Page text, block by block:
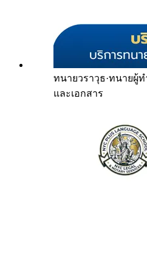
ทนายวราวุธ·ทนายผู้ท
และเอกสาร